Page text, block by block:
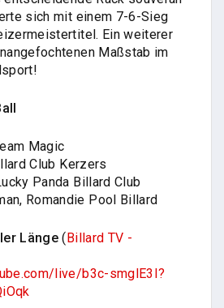
sich mit einem 7-6-Sieg
Ein weiterer
Maßstab im
Magic
Club Kerzers
Panda Billard Club
Romandie Pool Billard
Länge ( Billard TV -
live/b3c-smglE3I?